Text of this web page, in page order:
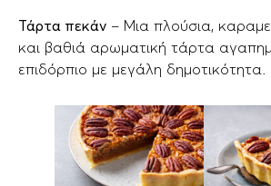
Τάρτα πεκάν – Μια πλούσια,
και βαθιά αρωματική τάρτα
επιδόρπιο με μεγάλη δημοτικότητα.